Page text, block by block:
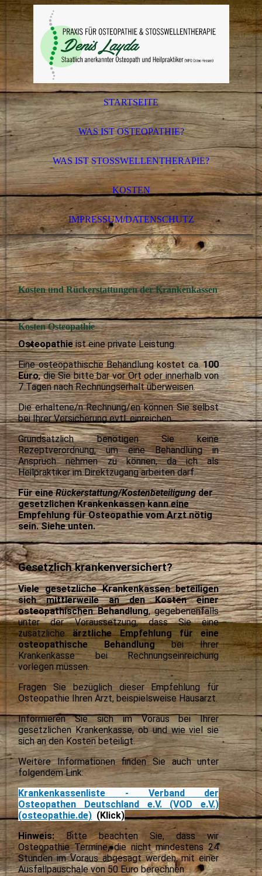
STARTSEITE
WAS IST OSTEOPATHIE?
WAS IST STOSSWELLENTHERAPIE?
KOSTEN
IMPRESSUM/DATENSCHUTZ
Kosten und Rückerstattungen der Krankenkassen
Kosten Osteopathie
Osteopathieist eine private Leistung.
Eine osteopathische Behandlung kostet ca.100
Euro, die Sie bitte bar vor Ort oder innerhalb von
7 Tagen nach Rechnungserhalt überweisen.
Die erhaltene/n Rechnung/en können Sie selbst
bei Ihrer Versicherung evtl. einreichen.
Grundsätzlich benötigen Sie keine
Rezeptverordnung, um eine Behandlung in
Anspruch nehmen zu können, da ich als
Heilpraktiker im Direktzugang arbeiten darf.
Für eineRückerstattung/Kostenbeteiligungder
gesetzlichen Krankenkassen kann eine
Empfehlung für Osteopathie vom Arzt nötig
sein. Siehe unten.
Gesetzlich krankenversichert?
Viele gesetzliche Krankenkassen beteiligen
sich mittlerweile an den Kosten einer
osteopathischen Behandlung, gegebenenfalls
unter der Voraussetzung, dass Sie eine
zusätzliche ärztlicheEmpfehlung für eine
osteopathische Behandlungbei Ihrer
Krankenkasse bei Rechnungseinreichung
vorlegen müssen.
Fragen Sie bezüglich dieser Empfehlung für
Osteopathie Ihren Arzt, beispielsweise Hausarzt.
Informieren Sie sich im Voraus bei Ihrer
gesetzlichen Krankenkasse, ob und wie viel sie
sich an den Kosten beteiligt.
Weitere Informationen finden Sie auch unter
folgendem Link:
Krankenkassenliste - Verband der
Osteopathen Deutschland e.V. (VOD e.V.)
(osteopathie.de) (Klick)
Hinweis: Bitte beachten Sie, dass wir
Osteopathie Termine, die nicht mindestens 24
Stunden im Voraus abgesagt werden,mit einer
Ausfallpauschale von 50 Euro berechnen.